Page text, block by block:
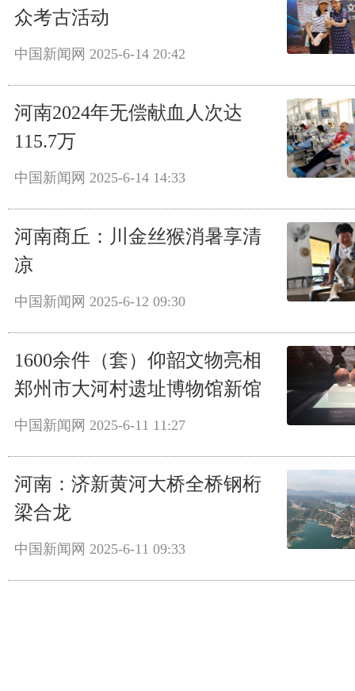
众考古活动
中国新闻网 2025-6-14 20:42
河南2024年无偿献血人次达
115.7万
中国新闻网 2025-6-14 14:33
河南商丘：川金丝猴消暑享清
凉
中国新闻网 2025-6-12 09:30
1600余件（套）仰韶文物亮相
郑州市大河村遗址博物馆新馆
中国新闻网 2025-6-11 11:27
河南：济新黄河大桥全桥钢桁
梁合龙
中国新闻网 2025-6-11 09:33